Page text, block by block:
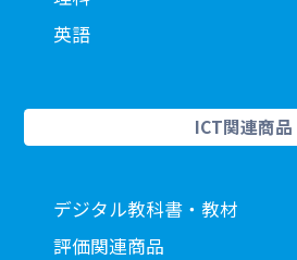
英語
ICT関連商品
デジタル教科書・教材
評価関連商品